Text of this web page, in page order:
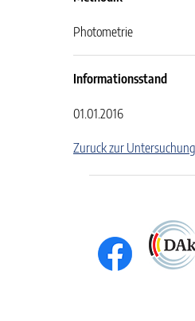
Photometrie
Informationsstand
01.01.2016
Zuruck zur